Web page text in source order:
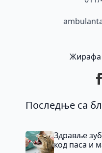
Последње са
Здравље
код паса и